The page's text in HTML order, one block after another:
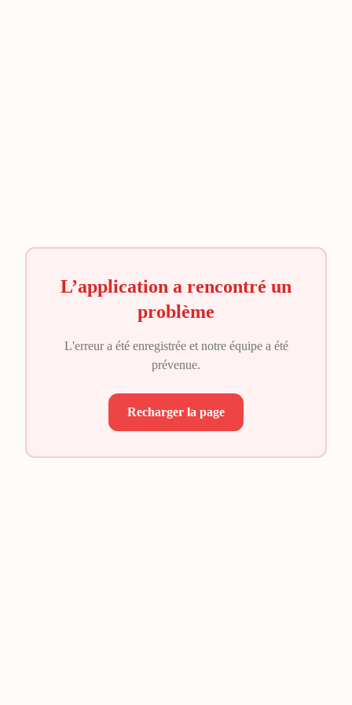
L’application a rencontré un
problème
L'erreur a été enregistrée et notre équipe a été
prévenue.
Recharger la page